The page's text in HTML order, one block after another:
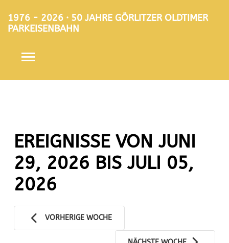
1976 - 2026 · 50 JAHRE GÖRLITZER OLDTIMER
PARKEISENBAHN
EREIGNISSE VON JUNI
29, 2026 BIS JULI 05,
2026
VORHERIGE WOCHE